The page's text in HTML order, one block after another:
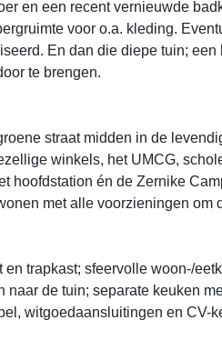
en een recent vernieuwde
voor o.a. kleding.
En dan die diepe tuin;
te brengen.
straat midden in de
winkels, het UMCG,
hoofdstation én de Zernike
met alle voorzieningen om
en trapkast; sfeervolle woon-/
de tuin; separate keuken
witgoedaansluitingen en CV-